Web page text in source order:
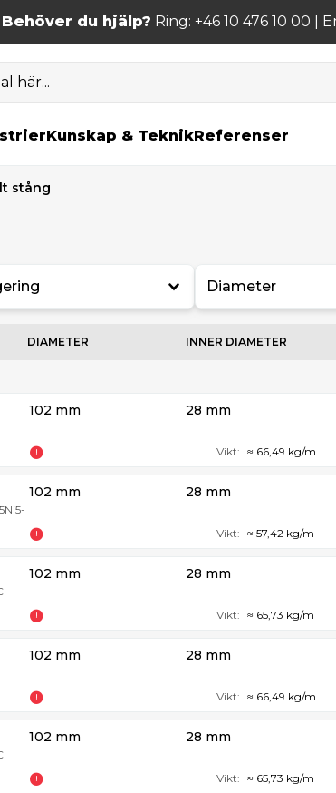
Behöver du hjälp? Ring: +46 10 476 10 00 |
här...
Kunskap & TeknikReferenser
stång
Diameter
DIAMETER INNER DIAMETER
102 mm 28 mm
Vikt: ≈ 66,49 kg/m
102 mm 28 mm
Vikt: ≈ 57,42 kg/m
102 mm 28 mm
Vikt: ≈ 65,73 kg/m
102 mm 28 mm
Vikt: ≈ 66,49 kg/m
102 mm 28 mm
Vikt: ≈ 65,73 kg/m